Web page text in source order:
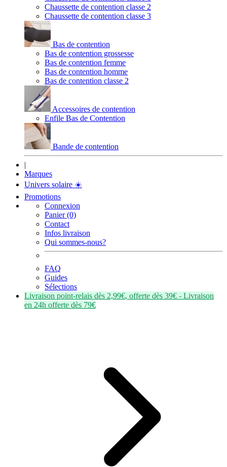
Chaussette de contention classe 2
Chaussette de contention classe 3
Bas de contention
Bas de contention grossesse
Bas de contention femme
Bas de contention homme
Bas de contention classe 2
Accessoires de contention
Enfile Bas de Contention
Bande de contention
|
Marques
Univers solaire ☀️
Promotions
Connexion
Panier (0)
Contact
Infos livraison
Qui sommes-nous?
FAQ
Guides
Sélections
Livraison point-relais dès 2,99€, offerte dès 39€ - Livraison
en 24h offerte dès 79€